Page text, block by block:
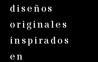
diseños
originales
inspirados
en